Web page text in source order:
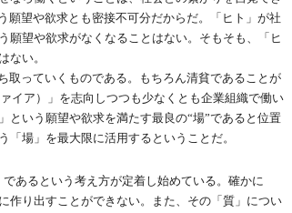
願望や欲求とも密接不可分だからだ。「ヒト」が社
願望や欲求がなくなることはない。そもそも、「ヒ
ない。
取っていくものである。もちろん清貧であることが
イア）」を志向しつつも少なくとも企業組織で働い
という願望や欲求を満たす最良の“場”であると位置
場」を最大限に活用するということだ。
あるという考え方が定着し始めている。確かに
作り出すことができない。また、その「質」につい